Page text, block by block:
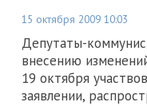
15 октября 2009 10:03
Депутаты-
внесению
19 октября
заявлении,